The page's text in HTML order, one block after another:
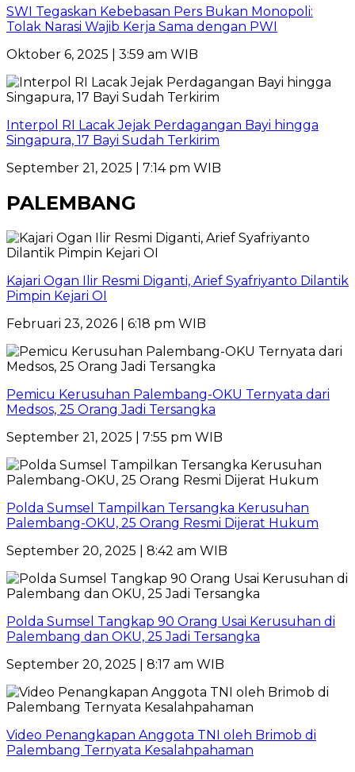
SWI Tegaskan Kebebasan Pers Bukan Monopoli:
Tolak Narasi Wajib Kerja Sama dengan PWI
Oktober 6, 2025 | 3:59 am WIB
Interpol RI Lacak Jejak Perdagangan Bayi hingga
Singapura, 17 Bayi Sudah Terkirim
September 21, 2025 | 7:14 pm WIB
PALEMBANG
Kajari Ogan Ilir Resmi Diganti, Arief Syafriyanto Dilantik
Pimpin Kejari OI
Februari 23, 2026 | 6:18 pm WIB
Pemicu Kerusuhan Palembang-OKU Ternyata dari
Medsos, 25 Orang Jadi Tersangka
September 21, 2025 | 7:55 pm WIB
Polda Sumsel Tampilkan Tersangka Kerusuhan
Palembang-OKU, 25 Orang Resmi Dijerat Hukum
September 20, 2025 | 8:42 am WIB
Polda Sumsel Tangkap 90 Orang Usai Kerusuhan di
Palembang dan OKU, 25 Jadi Tersangka
September 20, 2025 | 8:17 am WIB
Video Penangkapan Anggota TNI oleh Brimob di
Palembang Ternyata Kesalahpahaman